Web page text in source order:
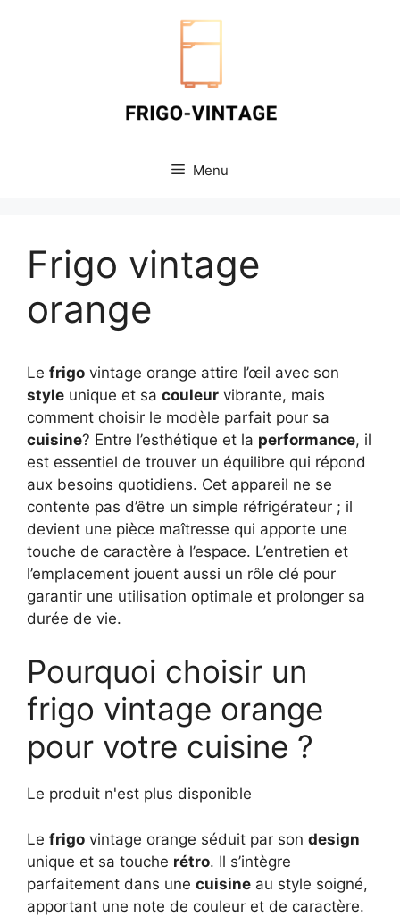
Menu
Frigo vintage
orange
Le frigo vintage orange attire l’œil avec son
style unique et sa couleur vibrante, mais
comment choisir le modèle parfait pour sa
cuisine? Entre l’esthétique et la performance, il
est essentiel de trouver un équilibre qui répond
aux besoins quotidiens. Cet appareil ne se
contente pas d’être un simple réfrigérateur ; il
devient une pièce maîtresse qui apporte une
touche de caractère à l’espace. L’entretien et
l’emplacement jouent aussi un rôle clé pour
garantir une utilisation optimale et prolonger sa
durée de vie.
Pourquoi choisir un
frigo vintage orange
pour votre cuisine ?
Le produit n'est plus disponible
Le frigo vintage orange séduit par son design
unique et sa touche rétro. Il s’intègre
parfaitement dans une cuisine au style soigné,
apportant une note de couleur et de caractère.